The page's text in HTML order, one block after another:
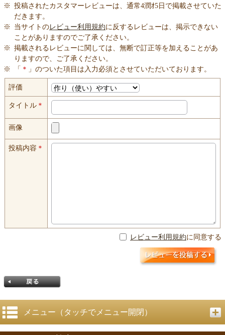
※ 投稿されたカスタマーレビューは、通常4潤ｵ5日で掲載させていた
だきます。
※
当サイトのレビュー利用規約に反するレビューは、掲示できない
ことがありますのでご了承ください。
※ 掲載されるレビューに関しては、無断で訂正等を加えることがあ
りますので、ご了承ください。
※
「 ＊ 」のついた項目は入力必須とさせていただいております。
評価
タイトル＊
画像
投稿内容 ＊
レビュー利用規約に同意する
メニュー（タッチでメニュー開閉）